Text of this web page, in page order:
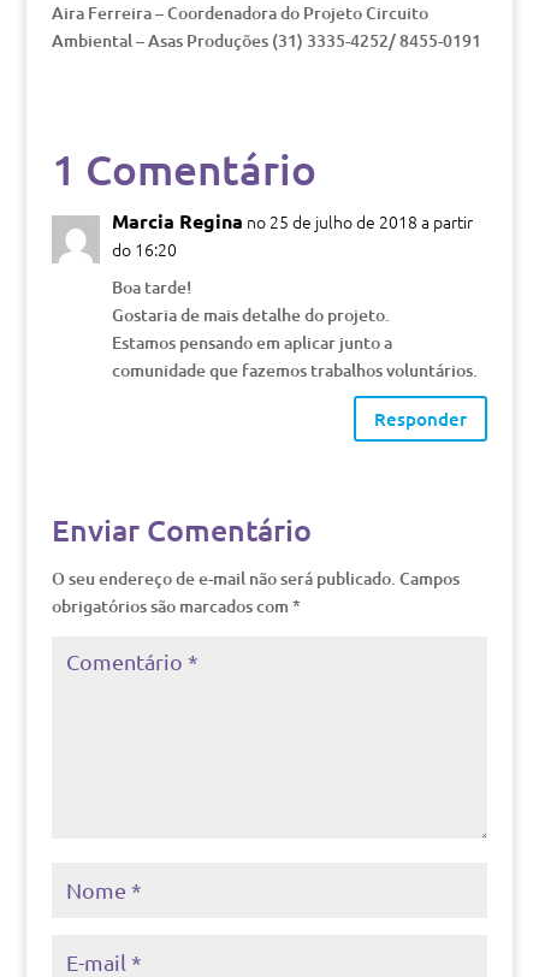
Aira Ferreira – Coordenadora do Projeto Circuito
Ambiental – Asas Produções (31) 3335-4252/ 8455-0191
1 Comentário
Marcia Regina no 25 de julho de 2018 a partir
do 16:20
Boa tarde!
Gostaria de mais detalhe do projeto.
Estamos pensando em aplicar junto a
comunidade que fazemos trabalhos voluntários.
Responder
Enviar Comentário
O seu endereço de e-mail não será publicado. Campos
obrigatórios são marcados com *